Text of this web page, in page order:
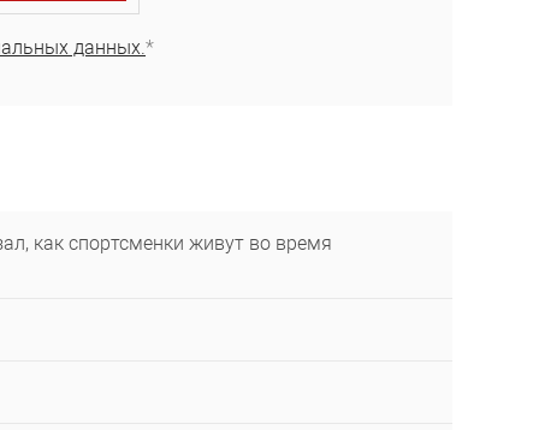
данных.*
как спортсменки живут во время